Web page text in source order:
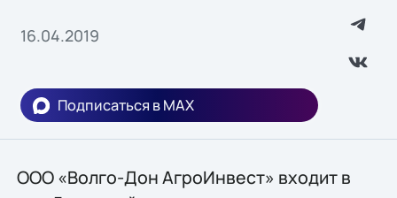
16.04.2019
Подписаться в MAX
ООО «Волго-Дон АгроИнвест» входит в